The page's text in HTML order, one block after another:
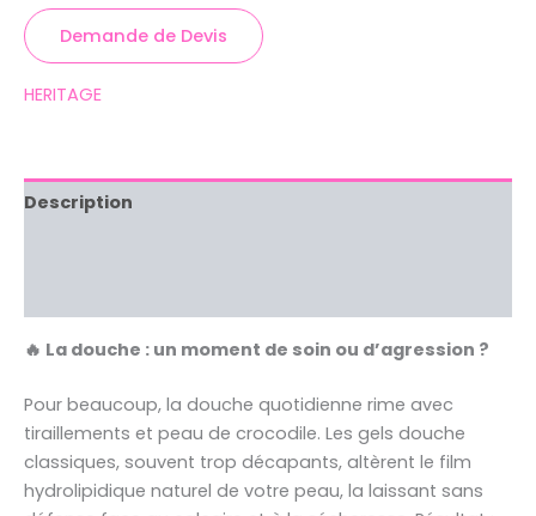
Demande de Devis
HERITAGE
Description
🔥 La douche : un moment de soin ou d’agression ?
Pour beaucoup, la douche quotidienne rime avec
tiraillements et peau de crocodile. Les gels douche
classiques, souvent trop décapants, altèrent le film
hydrolipidique naturel de votre peau, la laissant sans